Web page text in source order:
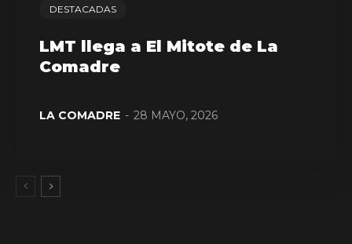
DESTACADAS
LMT llega a El Mitote de La
Comadre
LA COMADRE - 28 MAYO, 2026